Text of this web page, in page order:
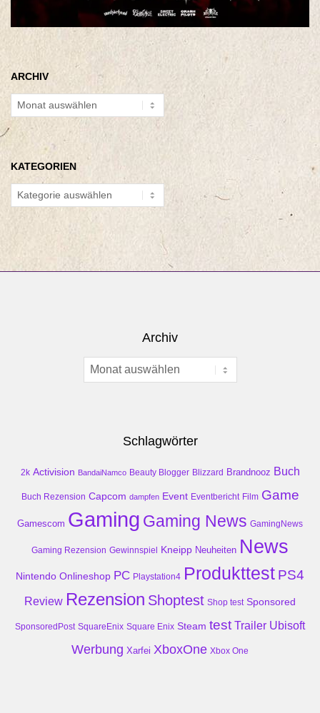
ARCHIV
Archiv
KATEGORIEN
Kategorien
Archiv
Archiv
Schlagwörter
2k Activision BandaiNamco Beauty Blogger Blizzard Brandnooz Buch
Buch Rezension Capcom dampfen Event Eventbericht Film Game
Gamescom Gaming Gaming News GamingNews
Gaming Rezension Gewinnspiel Kneipp Neuheiten News
Nintendo Onlineshop PC Playstation4 Produkttest PS4
Review Rezension Shoptest Shop test Sponsored
SponsoredPost SquareEnix Square Enix Steam test Trailer Ubisoft
Werbung Xarfei XboxOne Xbox One